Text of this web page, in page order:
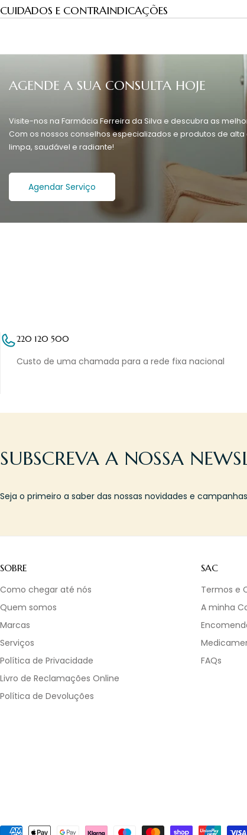
CUIDADOS E CONTRAINDICAÇÕES
AGENDE A SUA CONSULTA HOJE
Visite-nos na Farmácia Ferreira da Silva e descubra as
Com os nossos conselhos especializados e produtos de
limpa, saudável e radiante!
Agendar Serviço
220 120 500
Custo de uma chamada para a rede fixa nacional
SUBSCREVA A NOSSA
Seja o primeiro a saber das nossas novidades e
SOBRE
Como chegar até nós
Quem somos
Marcas
Serviços
Política de Privacidade
Livro de Reclamações Online
Política de Devoluções
SAC
Termos e
A minha
FAQs
Métodos